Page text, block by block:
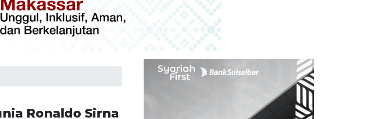
Ronaldo Sirna